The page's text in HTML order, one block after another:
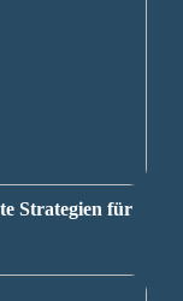
Strategien für